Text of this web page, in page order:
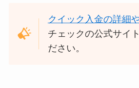
クイック入金の詳細
チェックの公式サイ
ださい。